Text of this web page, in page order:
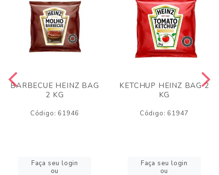
BARBECUE HEINZ BAG
2 KG
Código: 61946
Faça seu login
ou
KETCHUP HEINZ BAG 2
KG
Código: 61947
Faça seu login
ou